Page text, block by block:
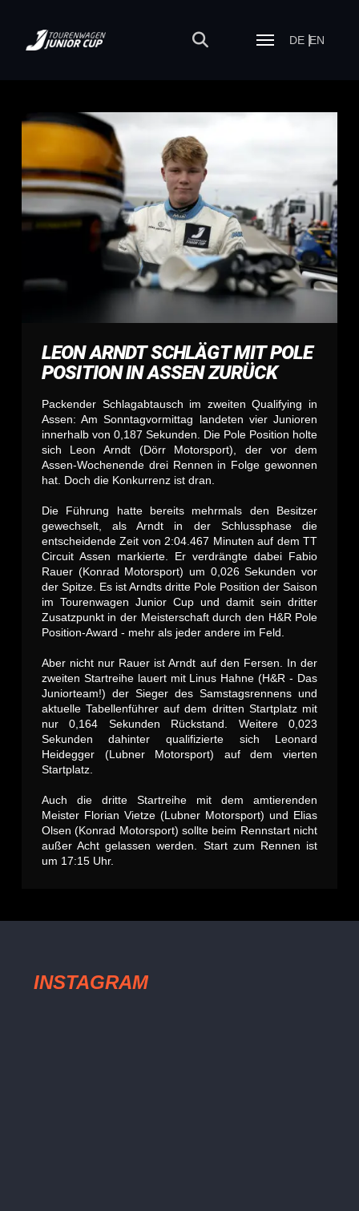
DE EN
LEON ARNDT SCHLÄGT MIT POLE
POSITION IN ASSEN ZURÜCK
Packender Schlagabtausch im zweiten Qualifying in
Assen: Am Sonntagvormittag landeten vier Junioren
innerhalb von 0,187 Sekunden. Die Pole Position holte
sich Leon Arndt (Dörr Motorsport), der vor dem
Assen-Wochenende drei Rennen in Folge gewonnen
hat. Doch die Konkurrenz ist dran.
Die Führung hatte bereits mehrmals den Besitzer
gewechselt, als Arndt in der Schlussphase die
entscheidende Zeit von 2:04.467 Minuten auf dem TT
Circuit Assen markierte. Er verdrängte dabei Fabio
Rauer (Konrad Motorsport) um 0,026 Sekunden vor
der Spitze. Es ist Arndts dritte Pole Position der Saison
im Tourenwagen Junior Cup und damit sein dritter
Zusatzpunkt in der Meisterschaft durch den H&R Pole
Position-Award - mehr als jeder andere im Feld.
Aber nicht nur Rauer ist Arndt auf den Fersen. In der
zweiten Startreihe lauert mit Linus Hahne (H&R - Das
Juniorteam!) der Sieger des Samstagsrennens und
aktuelle Tabellenführer auf dem dritten Startplatz mit
nur 0,164 Sekunden Rückstand. Weitere 0,023
Sekunden dahinter qualifizierte sich Leonard
Heidegger (Lubner Motorsport) auf dem vierten
Startplatz.
Auch die dritte Startreihe mit dem amtierenden
Meister Florian Vietze (Lubner Motorsport) und Elias
Olsen (Konrad Motorsport) sollte beim Rennstart nicht
außer Acht gelassen werden. Start zum Rennen ist
um 17:15 Uhr.
INSTAGRAM